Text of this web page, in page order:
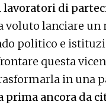
lavoratori di
voluto lanciare un
politico e
questa
in una
prima ancora da